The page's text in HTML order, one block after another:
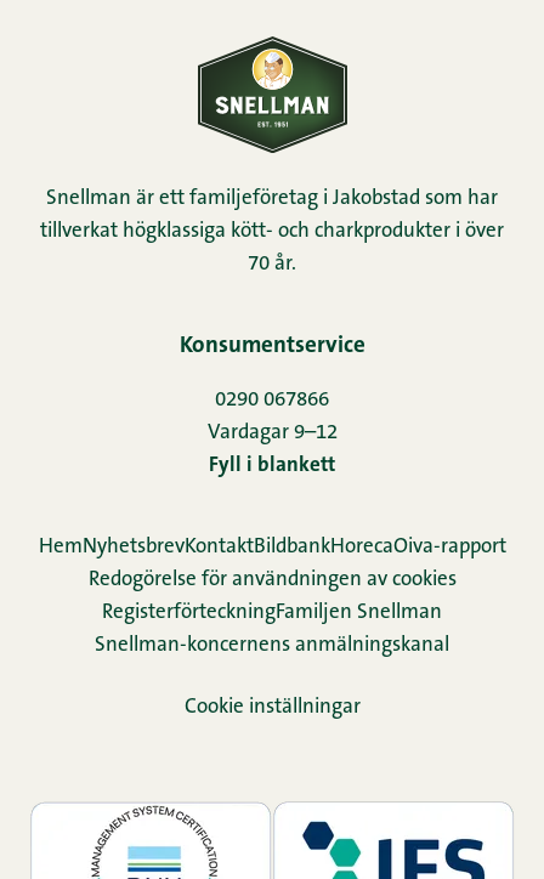
Snellman är ett familjeföretag i Jakobstad som har
tillverkat högklassiga kött- och charkprodukter i över
70 år.
Konsumentservice
0290 067866
Vardagar 9–12
Fyll i blankett
HemNyhetsbrevKontaktBildbankHorecaOiva-rapport
Redogörelse för användningen av cookies
Re­gis­ter­för­teck­ningFamiljen Snellman
Snellman-koncernens anmälningskanal
Cookie inställningar